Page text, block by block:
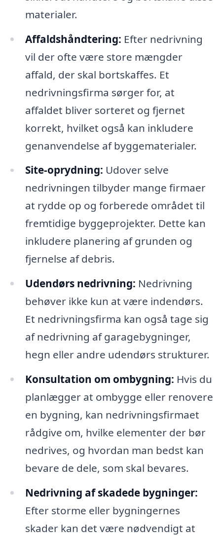
materialer.
Affaldshåndtering: Efter nedrivning
vil der ofte være store mængder
affald, der skal bortskaffes. Et
nedrivningsfirma sørger for, at
affaldet bliver sorteret og fjernet
korrekt, hvilket også kan inkludere
genanvendelse af byggematerialer.
Site-oprydning: Udover selve
nedrivningen tilbyder mange firmaer
at rydde op og forberede området til
fremtidige byggeprojekter. Dette kan
inkludere planering af grunden og
fjernelse af debris.
Udendørs nedrivning: Nedrivning
behøver ikke kun at være indendørs.
Et nedrivningsfirma kan også tage sig
af nedrivning af garagebygninger,
hegn eller andre udendørs strukturer.
Konsultation om ombygning: Hvis du
planlægger at ombygge eller renovere
en bygning, kan nedrivningsfirmaet
rådgive om, hvilke elementer der bør
nedrives, og hvordan man bedst kan
bevare de dele, som skal bevares.
Nedrivning af skadede bygninger:
Efter storme eller bygningernes
skader kan det være nødvendigt at